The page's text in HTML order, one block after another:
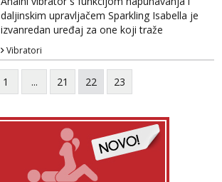
potpunu udobnost tijekom korištenja....
daljinskim upravljačem Sparkling Isabella je
izvanredan uređaj za one koji traže
ekskluzivno iskustvo i intenzivnu stimulaciju.
Ovaj luksuzni vibrator kombinira niz naprednih
značajki kako bi pružio nevjerojatne senzacije
i potpunu kontrolu. Izrađen od
Sparkling Isabella nudi nježnu teksturu i
Vibratori
1 ... 21 22 23